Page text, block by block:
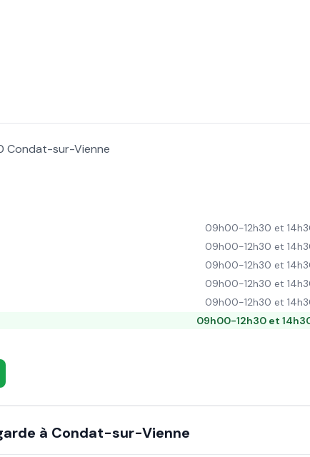
Condat-sur-Vienne
09h00-12h30 et
09h00-12h30 et
09h00-12h30 et
09h00-12h30 et
09h00-12h30 et
09h00-12h30 et
à Condat-sur-Vienne